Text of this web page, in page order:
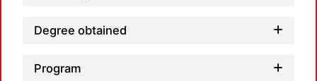
Degree obtained
Program